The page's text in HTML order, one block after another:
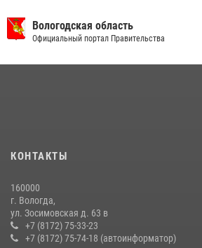
взаимодействие по профилактике
22 июля 2026, 12:10 2
Росгвардии в Вологодской области
В ВОЛОГДЕ РОСГВАРДЕЙЦЫ ЗАДЕРЖАЛИ
ОТКАЗЫВАВШЕГОСЯ ОСВОБОДИТЬ НОМЕР В
24 июля 2026, 07:32
Вологодская область
Официальный портал Правительства
КОНТАКТЫ
160000
г. Вологда,
ул. Зосимовская д. 63 в
+7 (8172) 75-33-23
+7 (8172) 75-74-18 (автоинформатор)